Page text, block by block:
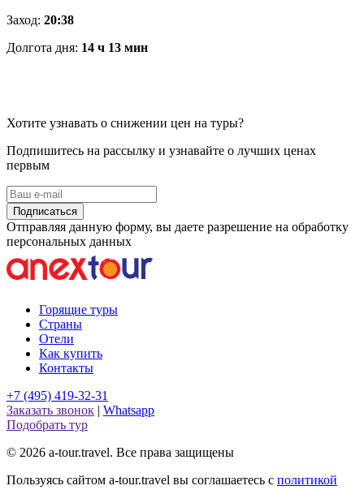
Заход: 20:38
Долгота дня: 14 ч 13 мин
Хотите узнавать о снижении цен на туры?
Подпишитесь на рассылку и узнавайте о лучших ценах
первым
Подписаться
Отправляя данную форму, вы даете разрешение на обработку
персональных данных
Горящие туры
Страны
Отели
Как купить
Контакты
+7 (495) 419-32-31
Заказать звонок | Whatsapp
Подобрать тур
© 2026 a-tour.travel. Все права защищены
Пользуясь сайтом a-tour.travel вы соглашаетесь с политикой